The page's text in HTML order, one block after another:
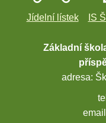
Jídelní lístek IS
Základní
adresa: